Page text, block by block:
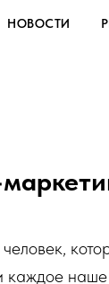
НОВОСТИ
каждое